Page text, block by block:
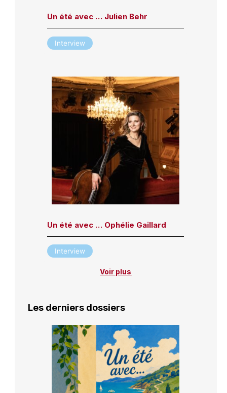
Un été avec … Julien Behr
Interview
Un été avec … Ophélie Gaillard
Interview
Voir plus
Les derniers dossiers